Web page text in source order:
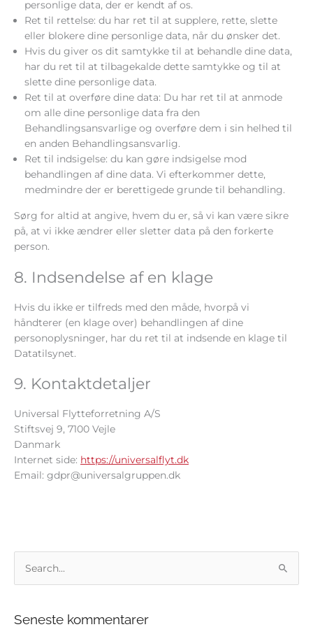
personlige data, der er kendt af os.
Ret til rettelse: du har ret til at supplere, rette, slette
eller blokere dine personlige data, når du ønsker det.
Hvis du giver os dit samtykke til at behandle dine data,
har du ret til at tilbagekalde dette samtykke og til at
slette dine personlige data.
Ret til at overføre dine data: Du har ret til at anmode
om alle dine personlige data fra den
Behandlingsansvarlige og overføre dem i sin helhed til
en anden Behandlingsansvarlig.
Ret til indsigelse: du kan gøre indsigelse mod
behandlingen af ​​dine data. Vi efterkommer dette,
medmindre der er berettigede grunde til behandling.
Sørg for altid at angive, hvem du er, så vi kan være sikre
på, at vi ikke ændrer eller sletter data på den forkerte
person.
8. Indsendelse af en klage
Hvis du ikke er tilfreds med den måde, hvorpå vi
håndterer (en klage over) behandlingen af ​​dine
personoplysninger, har du ret til at indsende en klage til
Datatilsynet.
9. Kontaktdetaljer
Universal Flytteforretning A/S
Stiftsvej 9, 7100 Vejle
Danmark
Internet side: https://universalflyt.dk
Email: gdpr@universalgruppen.dk
e
Seneste kommentarer